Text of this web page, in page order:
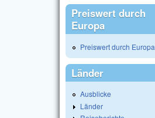
Preiswert durch
Europa
Preiswert durch Europa
Länder
Ausblicke
Länder